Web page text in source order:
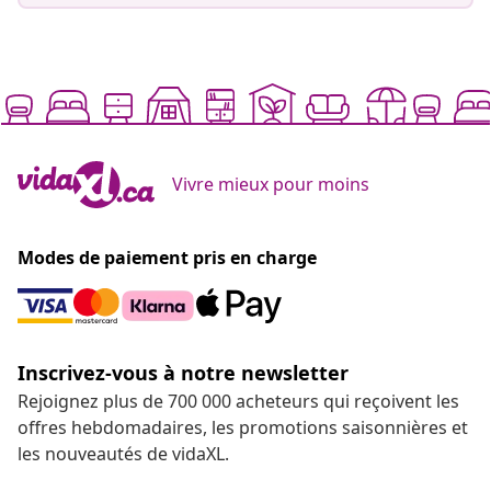
Vivre mieux pour moins
Modes de paiement pris en charge
Inscrivez-vous à notre newsletter
Rejoignez plus de 700 000 acheteurs qui reçoivent les
offres hebdomadaires, les promotions saisonnières et
les nouveautés de vidaXL.